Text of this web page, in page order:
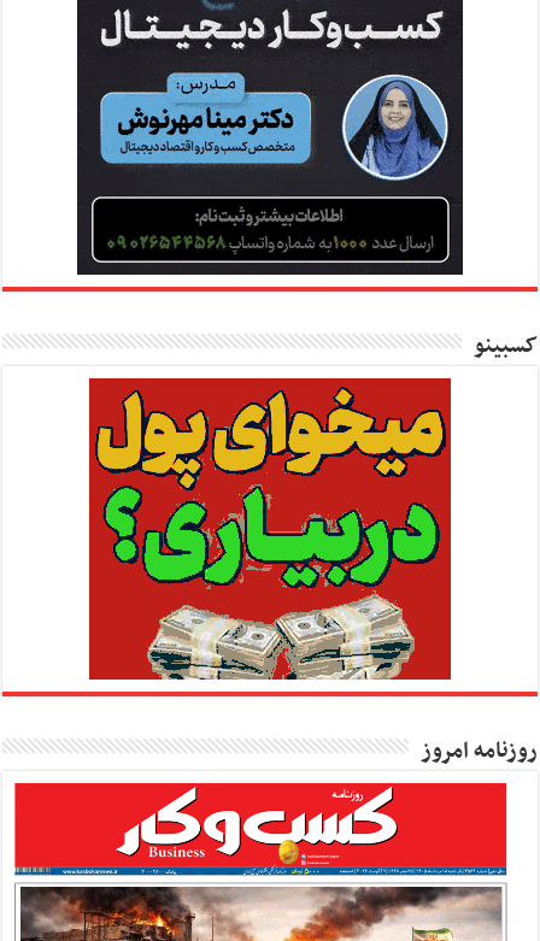
کسبینو
روزنامه امروز